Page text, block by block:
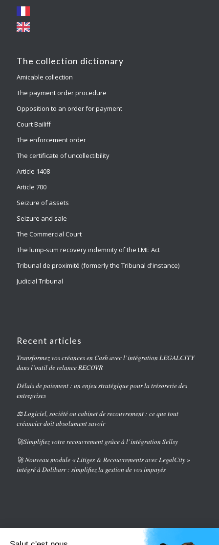
The collection dictionary
Amicable collection
The payment order procedure
Opposition to an order for payment
Court Bailiff
The enforcement order
The certificate of uncollectibility
Article 1408
Article 700
Seizure of assets
Seizure and sale
The Commercial Court
The lump-sum recovery indemnity of the LME Act
Tribunal de proximité (formerly the Tribunal d'instance)
Judicial Tribunal
Recent articles
Transformez vos créances en Cash avec l’intégration LEGALCITY
dans l’outil de relance RECOVR
Délais de paiement : un enjeu stratégique pour la trésorerie des
entreprises
⚖️ Logiciel, société ou cabinet de recouvrement : ce que tout
créancier doit absolument savoir
🚀Simplifiez votre recouvrement grâce à l’intégration Sellsy
🚀 Nouveau module « Litiges & Recouvrements avec LegalCity »
intégré à Dolibarr : simplifiez la gestion de vos impayés